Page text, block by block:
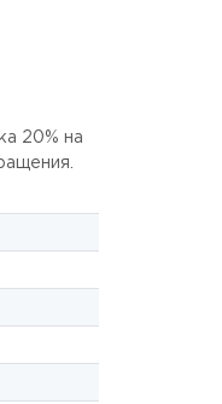
20% на